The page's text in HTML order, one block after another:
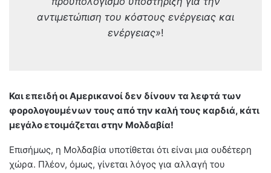
αντιμετώπιση του κόστους ενέργειας και
ενέργειας»!
Και επειδή οι Αμερικανοί δεν δίνουν τα λεφτά των
φορολογουμένων τους από την καλή τους καρδιά, κάτι
μεγάλο ετοιμάζεται στην Μολδαβία!
Επισήμως, η Μολδαβία υποτίθεται ότι είναι μια ουδέτερη
χώρα. Πλέον, όμως, γίνεται λόγος για αλλαγή του